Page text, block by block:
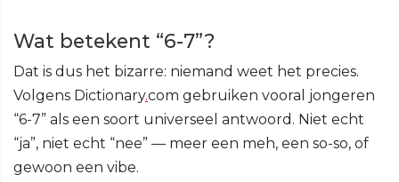
Wat betekent “6-7”?
Dat is dus het bizarre: niemand weet het precies.
Volgens Dictionary.com gebruiken vooral jongeren
“6-7” als een soort universeel antwoord. Niet echt
“ja”, niet echt “nee” — meer een meh, een so-so, of
gewoon een vibe.